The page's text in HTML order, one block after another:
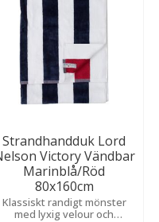
Strandhandduk Lord
Victory Vändbar
Marinblå/Röd
80x160cm
Klassiskt randigt mönster
med lyxig velour och